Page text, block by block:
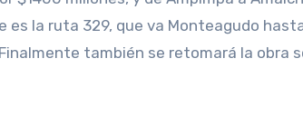
la ruta 329, que va Monteagudo
también se retomará la obra